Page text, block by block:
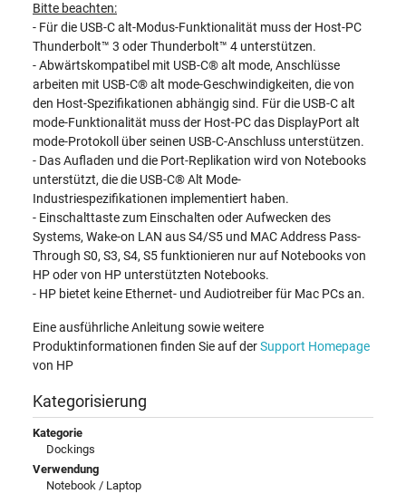
Bitte beachten:
- Für die USB-C alt-Modus-Funktionalität muss der Host-PC
Thunderbolt™ 3 oder Thunderbolt™ 4 unterstützen.
- Abwärtskompatibel mit USB-C® alt mode, Anschlüsse
arbeiten mit USB-C® alt mode-Geschwindigkeiten, die von
den Host-Spezifikationen abhängig sind. Für die USB-C alt
mode-Funktionalität muss der Host-PC das DisplayPort alt
mode-Protokoll über seinen USB-C-Anschluss unterstützen.
- Das Aufladen und die Port-Replikation wird von Notebooks
unterstützt, die die USB-C® Alt Mode-
Industriespezifikationen implementiert haben.
- Einschalttaste zum Einschalten oder Aufwecken des
Systems, Wake-on LAN aus S4/S5 und MAC Address Pass-
Through S0, S3, S4, S5 funktionieren nur auf Notebooks von
HP oder von HP unterstützten Notebooks.
- HP bietet keine Ethernet- und Audiotreiber für Mac PCs an.
Eine ausführliche Anleitung sowie weitere
Produktinformationen finden Sie auf derSupport Homepage
von HP
Kategorisierung
Kategorie
Dockings
Verwendung
Notebook / Laptop